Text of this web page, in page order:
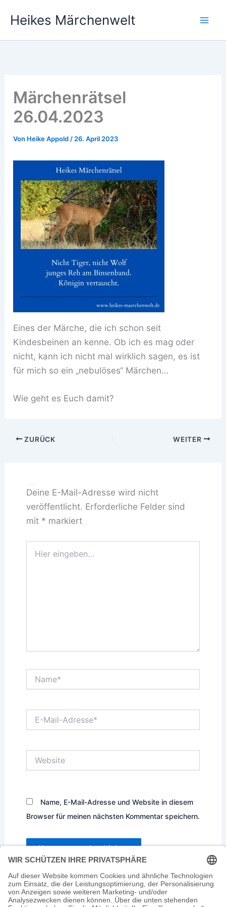
InhaltHeikes Märchenwelt
Märchenrätsel
26.04.2023
Von Heike Appold / 26. April 2023
Eines der Märche, die ich schon seit
Kindesbeinen an kenne. Ob ich es mag oder
nicht, kann ich nicht mal wirklich sagen, es ist
für mich so ein „nebulöses“ Märchen…
Wie geht es Euch damit?
ZURÜCK WEITER
Deine E-Mail-Adresse wird nicht
veröffentlicht. Erforderliche Felder sind
mit * markiert
eingeben…
Mail-
Name, E-Mail-Adresse und Website in diesem
Browser für meinen nächsten Kommentar speichern.